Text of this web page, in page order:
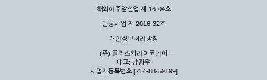
해외이주알선업 제 16-04호
관광사업 제 2016-32호
개인정보처리방침
(주) 플러스커리어코리아
대표: 남광우
사업자등록번호 [214-88-59199]